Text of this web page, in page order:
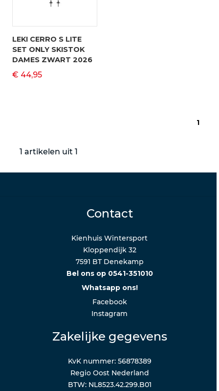
LEKI CERRO S LITE
SET ONLY SKISTOK
DAMES ZWART 2026
€ 44,95
1
1 artikelen uit 1
Contact
Kienhuis Wintersport
Kloppendijk 32
7591 BT Denekamp
Bel ons op 0541-351010
Whatsapp ons!
Facebook
Instagram
Zakelijke gegevens
KvK nummer: 56878389
Regio Oost Nederland
BTW: NL8523.42.299.B01